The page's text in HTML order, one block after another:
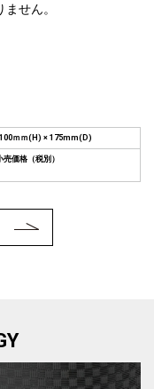
せん。
ｍｍ(H) × 175mm(D)
売価格（税別）